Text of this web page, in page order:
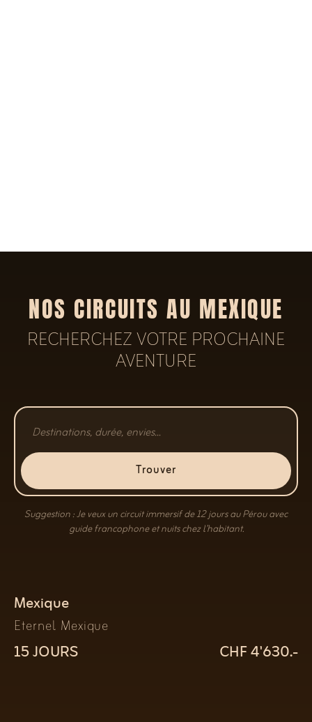
NOS CIRCUITS AU MEXIQUE
RECHERCHEZ VOTRE PROCHAINE
AVENTURE
Trouver
Suggestion : Je veux un circuit immersif de 12 jours au Pérou avec
guide francophone et nuits chez l’habitant.
Mexique
Eternel Mexique
15 JOURS CHF 4'630.-